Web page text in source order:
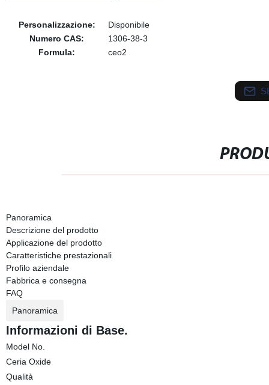
Personalizzazione:
Disponibile
Numero CAS:
1306-38-3
Formula:
ceo2
Panoramica
Descrizione del prodotto
Applicazione del prodotto
Caratteristiche prestazionali
Profilo aziendale
Fabbrica e consegna
FAQ
Panoramica
Informazioni di Base.
Model No.
Ceria Oxide
Qualità